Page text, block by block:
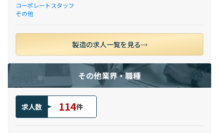
コーポレートスタッフ
その他
製造の求人一覧を見る
その他業界・職種
求人数 114件